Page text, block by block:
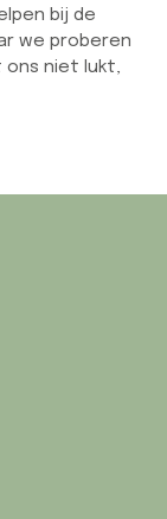
bij de
we proberen
ons niet lukt,